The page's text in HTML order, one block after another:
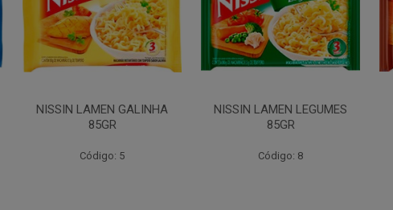
NISSIN LAMEN GALINHA
85GR
Código: 5
NISSIN LAMEN LEGUMES
85GR
Código: 8